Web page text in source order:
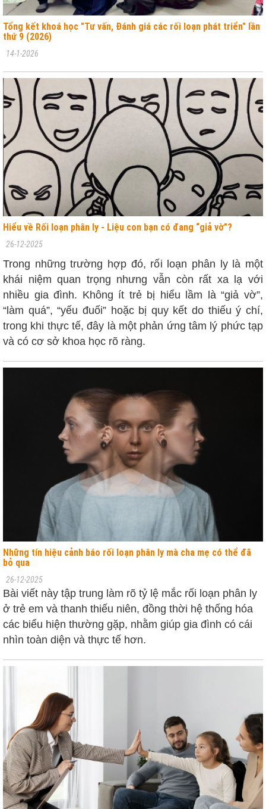
Tổng kết khoá học "Tư vấn, Đánh giá các rối loạn phát triển" lần
thứ 9 (2026)
14-1-2026
Hiểu về Rối loạn phân ly - Liệu con bạn có đang “giả vờ”?
26-12-2025
Trong những trường hợp đó, rối loạn phân ly là một
khái niệm quan trọng nhưng vẫn còn rất xa lạ với
nhiều gia đình. Không ít trẻ bị hiểu lầm là “giả vờ”,
“làm quá”, “yếu đuối” hoặc bị quy kết do thiếu ý chí,
trong khi thực tế, đây là một phản ứng tâm lý phức tạp
và có cơ sở khoa học rõ ràng.
Những tín hiệu cảnh báo rối loạn phân ly mà cha mẹ có thể đã
bỏ qua
26-12-2025
Bài viết này tập trung làm rõ tỷ lệ mắc rối loạn phân ly
ở trẻ em và thanh thiếu niên, đồng thời hệ thống hóa
các biểu hiện thường gặp, nhằm giúp gia đình có cái
nhìn toàn diện và thực tế hơn.